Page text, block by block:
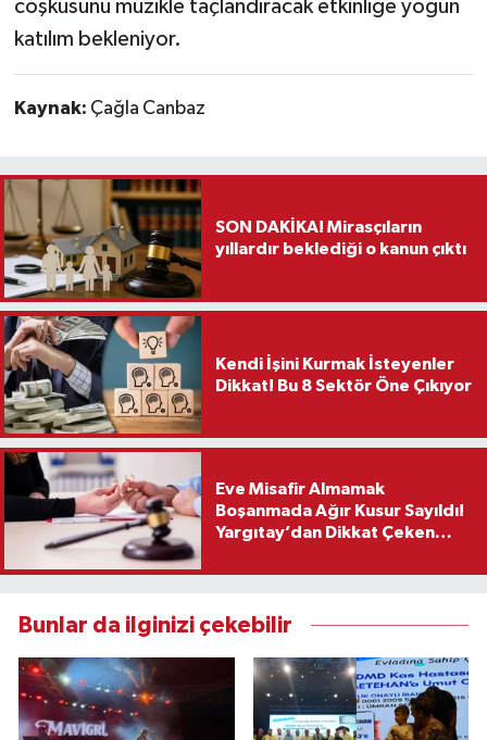
coşkusunu müzikle taçlandıracak etkinliğe yoğun
katılım bekleniyor.
Kaynak: Çağla Canbaz
SON DAKİKA! Mirasçıların
yıllardır beklediği o kanun çıktı
Kendi İşini Kurmak İsteyenler
Dikkat! Bu 8 Sektör Öne Çıkıyor
Eve Misafir Almamak
Boşanmada Ağır Kusur Sayıldı!
Yargıtay’dan Dikkat Çeken
Bunlar da ilginizi çekebilir